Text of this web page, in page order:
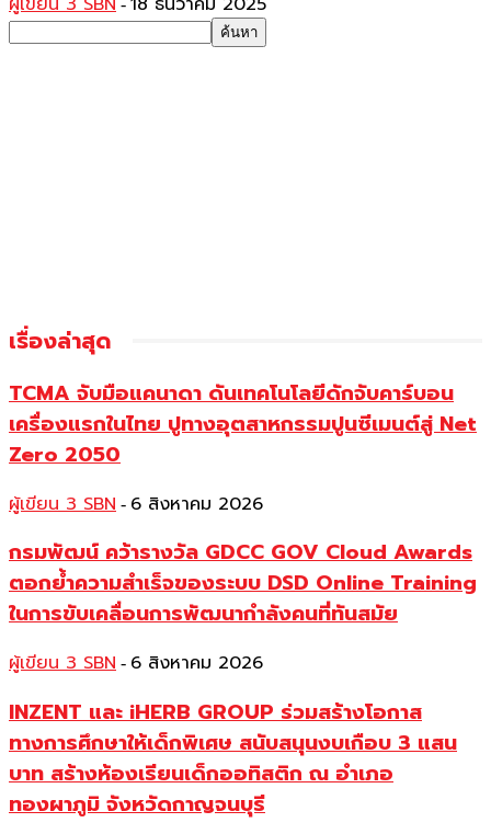
-
เรื่องล่าสุด
TCMA จับมือแคนาดา ดันเทคโนโลยีดักจับคาร์บอน
เครื่องแรกในไทย ปูทางอุตสาหกรรมปูนซีเมนต์สู่ Net
Zero 2050
ผู้เขียน 3 SBN - 6 สิงหาคม 2026
กรมพัฒน์ คว้ารางวัล GDCC GOV Cloud Awards
ตอกย้ำความสำเร็จของระบบ DSD Online Training
ในการขับเคลื่อนการพัฒนากำลังคนที่ทันสมัย
ผู้เขียน 3 SBN - 6 สิงหาคม 2026
INZENT และ iHERB GROUP ร่วมสร้างโอกาส
ทางการศึกษาให้เด็กพิเศษ สนับสนุนงบเกือบ 3 แสน
บาท สร้างห้องเรียนเด็กออทิสติก ณ อำเภอ
ทองผาภูมิ จังหวัดกาญจนบุรี